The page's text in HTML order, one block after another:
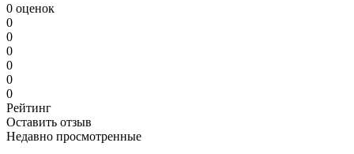
0 оценок
0
0
0
0
0
0
Рейтинг
Оставить отзыв
Недавно просмотренные